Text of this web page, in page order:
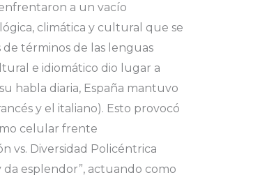
a un vacío
climática y cultural que se
términos de las lenguas
e idiomático dio lugar a
habla diaria, España mantuvo
y el italiano). Esto provocó
celular frente
vs. Diversidad Policéntrica
da esplendor”, actuando como